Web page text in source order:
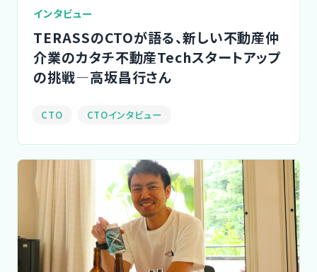
インタビュー
TERASSのCTOが語る、新しい不動産仲
介業のカタチ不動産Techスタートアップ
の挑戦―高坂昌行さん
CTO CTOインタビュー